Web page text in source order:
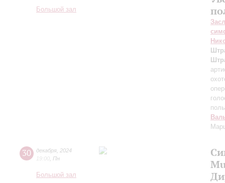
Большой зал
30 декабря 2024
19:00 Пн
Большой зал